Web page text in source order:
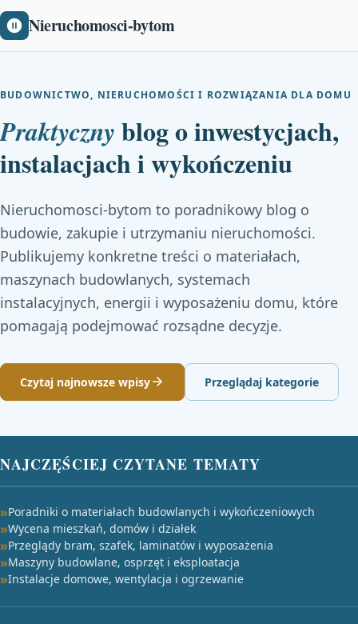
Nieruchomosci-bytom
BUDOWNICTWO, NIERUCHOMOŚCI I ROZWIĄZANIA DLA DOMU
Praktyczny blog o inwestycjach,
instalacjach i wykończeniu
Nieruchomosci-bytom to poradnikowy blog o
budowie, zakupie i utrzymaniu nieruchomości.
Publikujemy konkretne treści o materiałach,
maszynach budowlanych, systemach
instalacyjnych, energii i wyposażeniu domu, które
pomagają podejmować rozsądne decyzje.
Czytaj najnowsze wpisy Przeglądaj kategorie
NAJCZĘŚCIEJ CZYTANE TEMATY
Poradniki o materiałach budowlanych i wykończeniowych
Wycena mieszkań, domów i działek
Przeglądy bram, szafek, laminatów i wyposażenia
Maszyny budowlane, osprzęt i eksploatacja
Instalacje domowe, wentylacja i ogrzewanie